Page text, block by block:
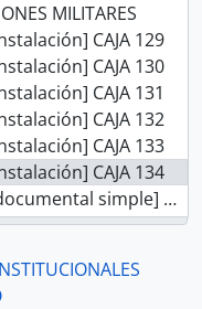
MILITARES
CAJA 129
CAJA 130
CAJA 131
CAJA 132
CAJA 133
CAJA 134
simple] Cuentas
simple] Reconocimiento de cargo
simple] Arresto